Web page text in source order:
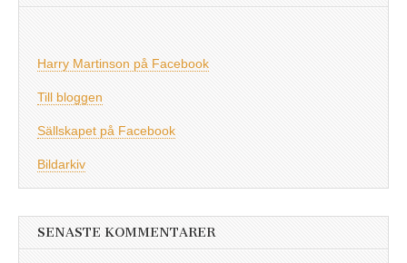
Harry Martinson på Facebook
Till bloggen
Sällskapet på Facebook
Bildarkiv
SENASTE KOMMENTARER